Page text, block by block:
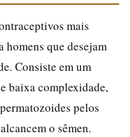
mais
homens que desejam
Consiste em um
baixa complexidade,
pelos
o sêmen.